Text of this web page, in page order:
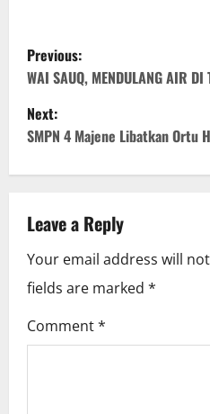
P
o
s
a
v
i
g
Previous:
WAI SAUQ, MENDULANG AIR DI
Next:
SMPN 4 Majene Libatkan Ortu
Leave a Reply
Your email address will
fields are marked *
Comment*